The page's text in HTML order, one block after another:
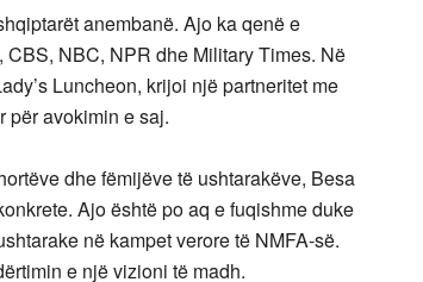
anembanë. Ajo ka qenë e
NBC, NPR dhe Military Times. Në
Luncheon, krijoi një partneritet me
për avokimin e saj.
dhe fëmijëve të ushtarakëve, Besa
Ajo është po aq e fuqishme duke
në kampet verore të NMFA-së.
e një vizioni të madh.